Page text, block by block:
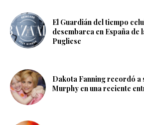
El Guardián del tiempo
desembarca en España de
Pugliese
Dakota Fanning recordó a
Murphy en una reciente